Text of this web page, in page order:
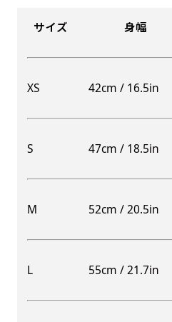
サイズ 身幅
XS 42cm / 16.5in
S 47cm / 18.5in
M 52cm / 20.5in
L 55cm / 21.7in
種のデザインを楽しむこと
A面B面のデザイン変化を
自由入力
お好みのサイズで縦幕・横
長辺が180cm以内、短辺が
幕の製作をお楽しみくださ
レギュラ
けて疑似的にのれんのよう